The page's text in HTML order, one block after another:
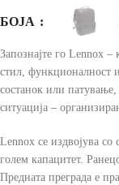
БОЈА
Запознајте го Lennox
стил, функционалност
состанок или патување,
ситуација –
Lennox се издвојува со
голем капацитет.
Предната преграда е